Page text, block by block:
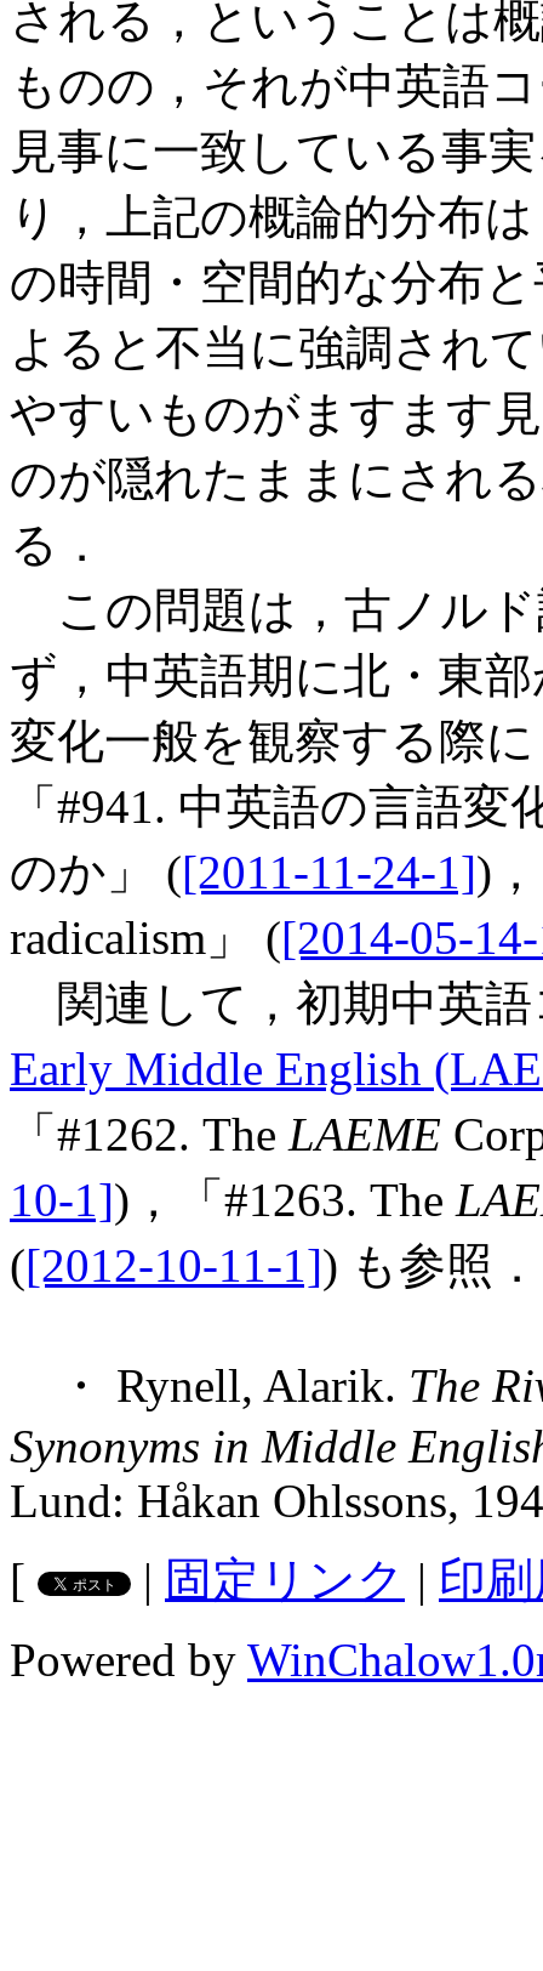
される，ということは
ものの，それが中英語
見事に一致している事
り，上記の概論的分布
の時間・空間的な分布
よると不当に強調され
やすいものがますます
のが隠れたままにされ
る．
この問題は，古ノル
ず，中英語期に北・東
変化一般を観察する際
「#941. 中英語の言語
のか」 ([2011-11-24-1])
radicalism」 ([2014-05-
関連して，初期中英
Early Middle English
「#1262. The LAEME
10-1])，「#1263. The
([2012-10-11-1]) も参照．
・ Rynell, Alarik. The
Synonyms in Middle
Lund: Håkan Ohlssons,
[
| 固定リンク | 印
Powered by